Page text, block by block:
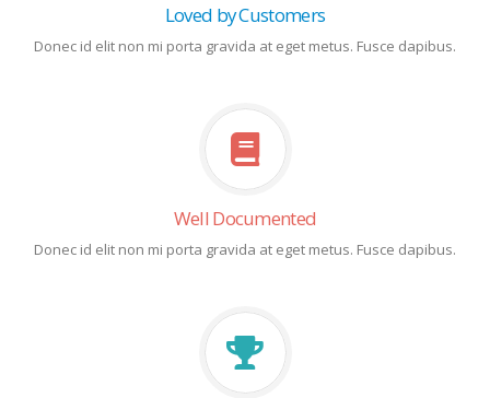
Loved by Customers
Donec id elit non mi porta gravida at eget metus. Fusce dapibus.
Well Documented
Donec id elit non mi porta gravida at eget metus. Fusce dapibus.